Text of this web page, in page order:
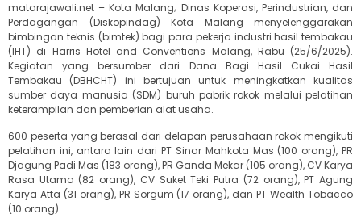
matarajawali.net – Kota Malang; Dinas Koperasi, Perindustrian, dan
Perdagangan (Diskopindag) Kota Malang menyelenggarakan
bimbingan teknis (bimtek) bagi para pekerja industri hasil tembakau
(IHT) di Harris Hotel and Conventions Malang, Rabu (25/6/2025).
Kegiatan yang bersumber dari Dana Bagi Hasil Cukai Hasil
Tembakau (DBHCHT) ini bertujuan untuk meningkatkan kualitas
sumber daya manusia (SDM) buruh pabrik rokok melalui pelatihan
keterampilan dan pemberian alat usaha.
600 peserta yang berasal dari delapan perusahaan rokok mengikuti
pelatihan ini, antara lain dari PT Sinar Mahkota Mas (100 orang), PR
Djagung Padi Mas (183 orang), PR Ganda Mekar (105 orang), CV Karya
Rasa Utama (82 orang), CV Suket Teki Putra (72 orang), PT Agung
Karya Atta (31 orang), PR Sorgum (17 orang), dan PT Wealth Tobacco
(10 orang).